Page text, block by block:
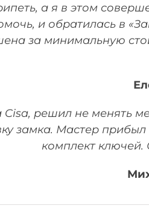
а я в этом
и обратилась в
за минимальную
решил не менять
замка. Мастер
комплект ключей.